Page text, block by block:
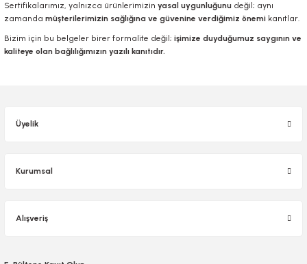
Sertifikalarımız, yalnızca ürünlerimizin yasal uygunluğunu değil; aynı
zamanda müşterilerimizin sağlığına ve güvenine verdiğimiz önemi kanıtlar.
Bizim için bu belgeler birer formalite değil; işimize duyduğumuz saygının ve
kaliteye olan bağlılığımızın yazılı kanıtıdır.
Üyelik
Kurumsal
Alışveriş